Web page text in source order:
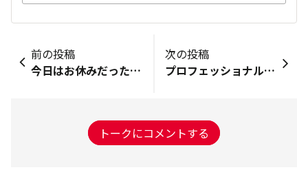
前の投稿
今日はお休みだったのでお昼にツナサンドイッチを使ってみました。ツナにマヨネーズとからしを混ぜてみました。パンはレタスを挟み間にツナを入れました。シンプルでしたが美味しく頂きました。
次の投稿
プロフェッショナルバッジ獲得できました⭐️ 見てみたら、ちょうど10,000ポイントで嬉しかったです。 家庭菜園や自家製酵母パン作りを楽しんでいます。 食物アレルギーがあったり塩分制限をしないといけないのでレシピ通りには作れませんが楽しく過ごせたら嬉しいです。キユーピーちゃんも大好きなので、いろいろなお話をお聞かせください。どうぞ、よろしくお願いいたします。
トークにコメントする